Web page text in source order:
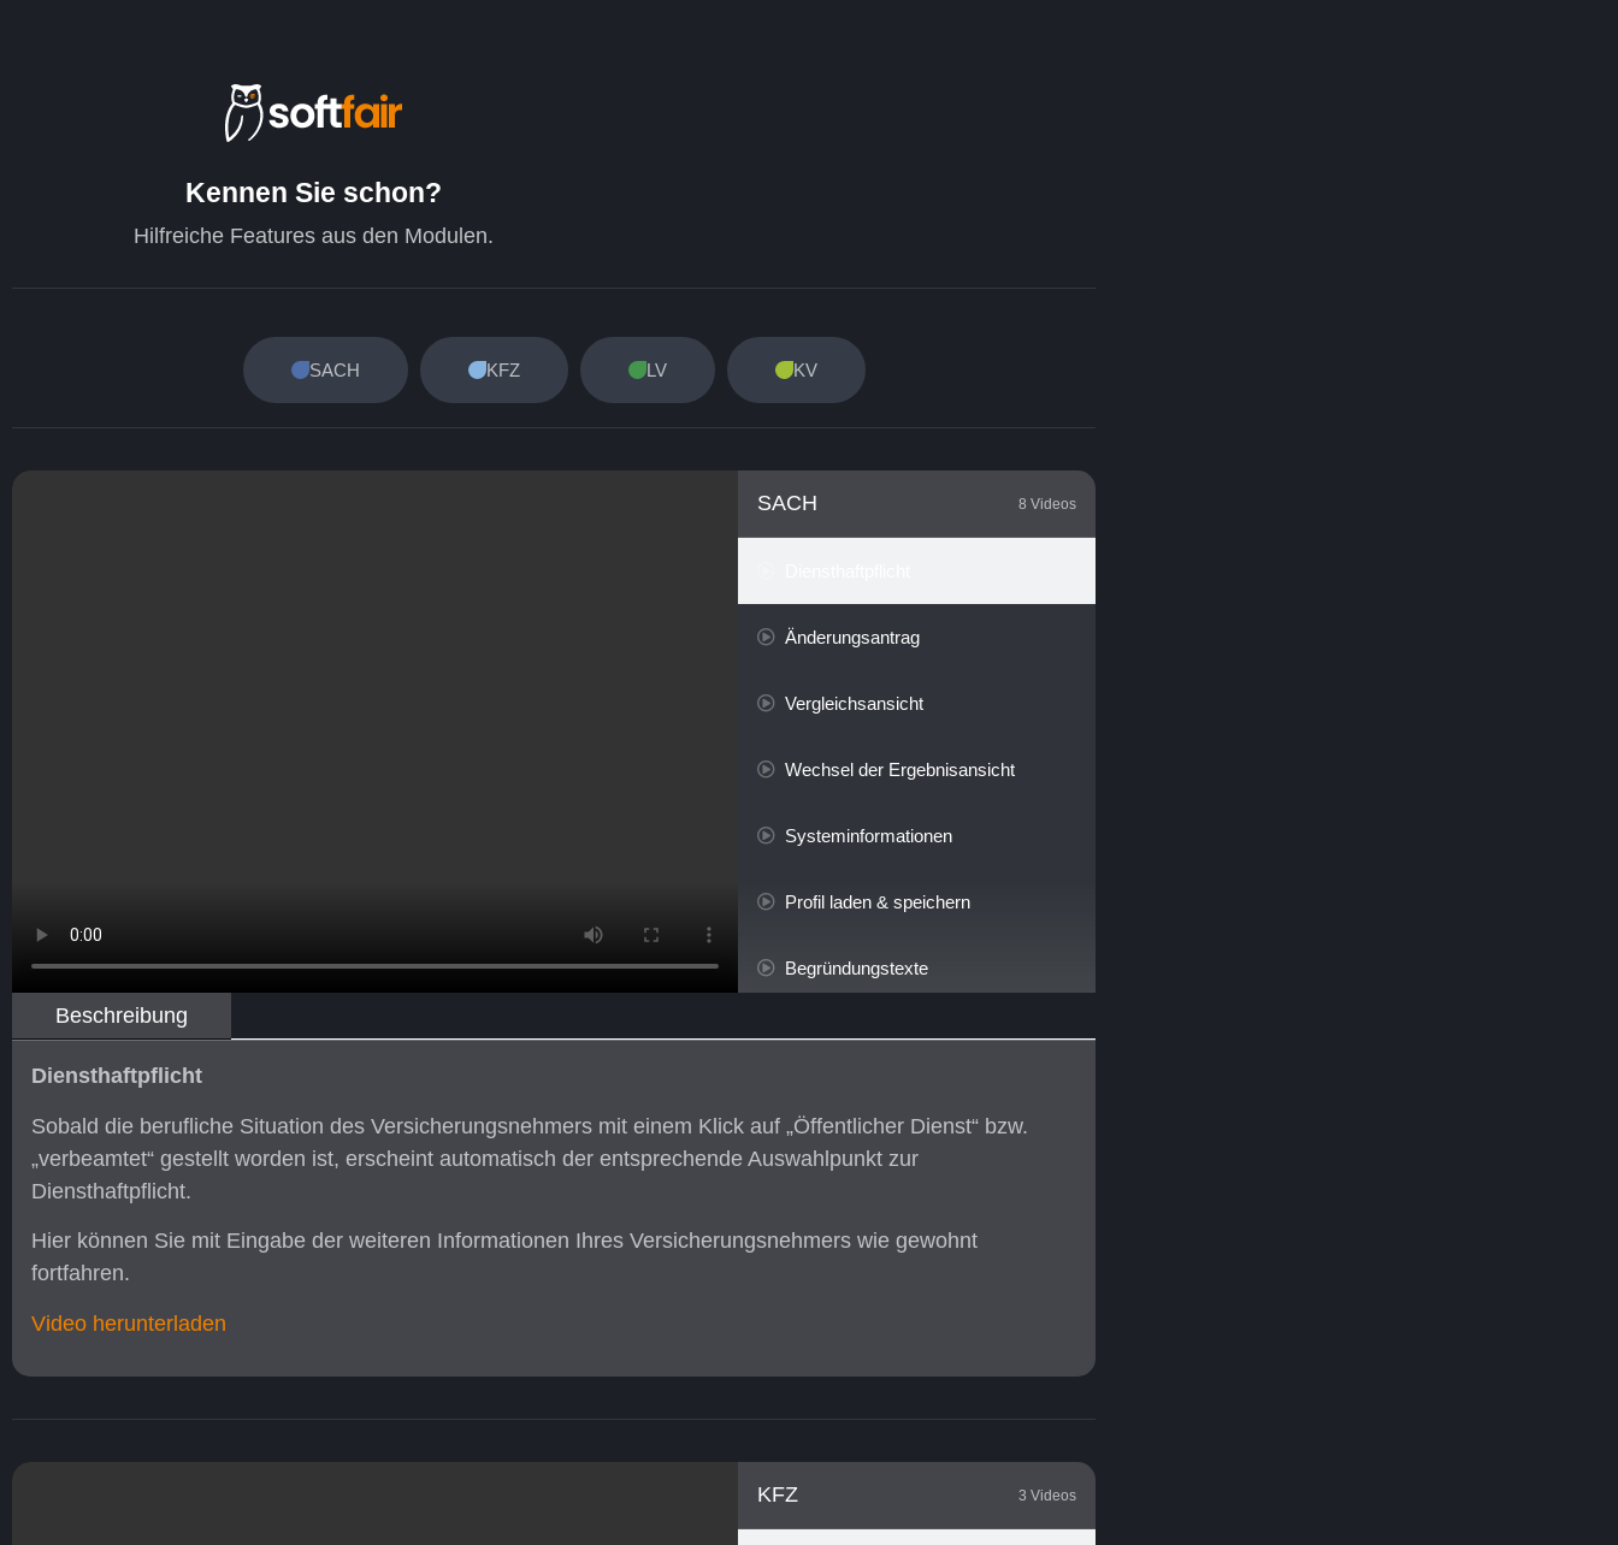
Kennen Sie schon?
Hilfreiche Features aus den Modulen.
SACH KFZ LV KV
SACH 8 Videos
Änderungsantrag
Vergleichsansicht
Wechsel der Ergebnisansicht
Systeminformationen
Profil laden & speichern
Begründungstexte
Kompletter Download
Beschreibung
Diensthaftpflicht
Sobald die berufliche Situation des Versicherungsnehmers mit einem Klick auf „Öffentlicher Dienst“ bzw.
„verbeamtet“ gestellt worden ist, erscheint automatisch der entsprechende Auswahlpunkt zur
Diensthaftpflicht.
Hier können Sie mit Eingabe der weiteren Informationen Ihres Versicherungsnehmers wie gewohnt
fortfahren.
Video herunterladen
KFZ 3 Videos